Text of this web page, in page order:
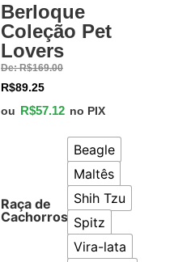
Berloque
Coleção Pet
Lovers
De:R$169.00
R$89.25
ou R$57.12 no PIX
Raça de
Cachorros
Beagle
Maltês
Shih Tzu
Spitz
Vira-lata